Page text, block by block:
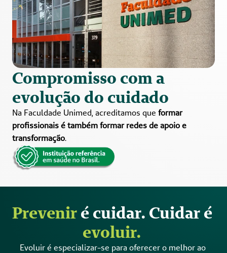
Compromisso com a
evolução do cuidado
Na Faculdade Unimed, acreditamos que formar
profissionais é também formar redes de apoio e
transformação.
Prevenir é cuidar. Cuidar é
evoluir.
Evoluir é especializar-se para oferecer o melhor ao